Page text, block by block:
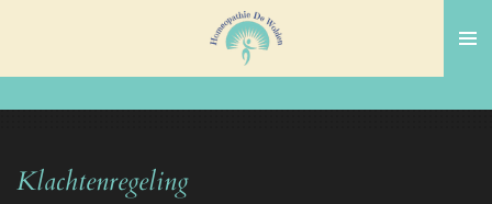
naar
de
Klachtenregeling